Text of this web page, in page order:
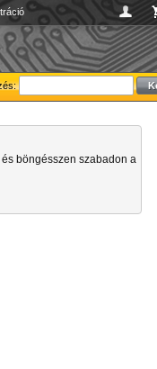
böngésszen szabadon a